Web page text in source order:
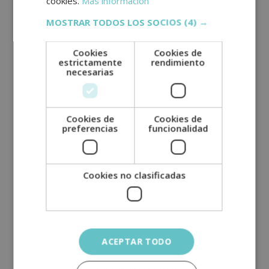
Teléfono (*)
Tu correo electrónico (*)
Indícanos en qué curso estás interesado (*)
MOSTRAR TODOS LOS SOCIOS (4) →
Cookies
estrictamente
necesarias
Cookies de
rendimiento
Cookies de
preferencias
Cookies de
funcionalidad
Cookies no clasificadas
ACEPTAR TODO